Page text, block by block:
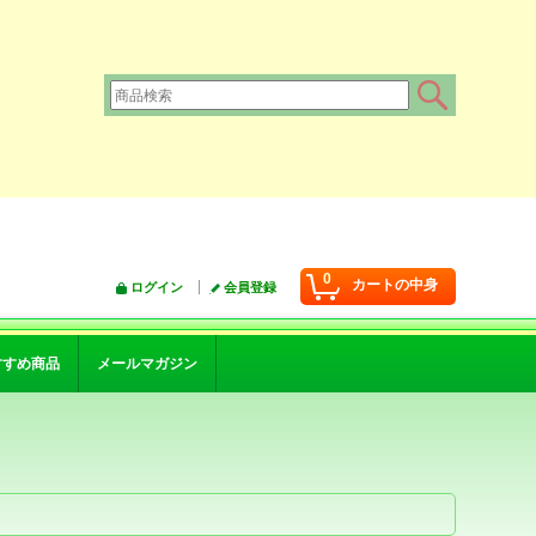
0 カートの中身
ログイン 会員登録
め商品 メールマガジン